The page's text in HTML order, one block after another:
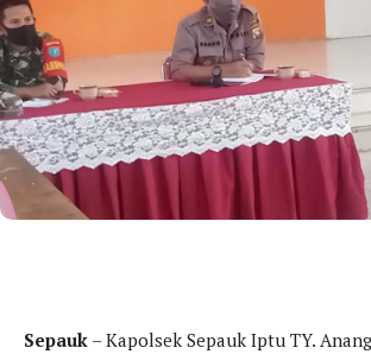
Sepauk – Kapolsek Sepauk Iptu TY.